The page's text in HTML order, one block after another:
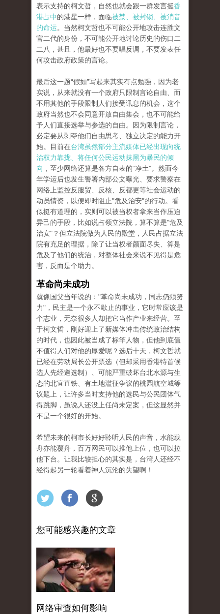
表示支持的柯文哲，自然也就会跟一群发言挺香
港占中的港星一样，面临被禁、被封锁、被消音
的命运。 当然柯文哲也不可能公开地攻击连胜文
官二代的身份，不可能公开地讨论历史的伤口二
二八，甚且，他最好也不要唱反调，不要发表任
何攻击政府政策的言论。
最后这一题“假如”写起来其实有点勉强，因为老
实说，从来就没有一个政府只限制言论自由、而
不用其他的手段限制人们接受讯息的机会，这个
政府当然也不会同意开放自由集会， 也不可能给
予人们直接选举与参选的自由。
因为限制言论，
必定要从剥夺他们自由思考、独立决定的能力开
始。
目前在台湾虽然部分主流媒体已经出现向统
治权力靠拢、将任何公民运动抹黑为暴民​​的倾
向 ，至少网络还算是各方自表的“净土”。 然而今
年学运后也发生警署内部公文曝光、要求警察在
网络上监控反服贸、反核、反都更等社会运动的
动员情资，以便即时阻止"危及治安"的行动。 看
似挺有道理的，实则可以被当权者拿来当作压迫
异己的手段，比如说占领立法院，算不算是"危及
治安"？但立法院做为人民的殿堂，人民占据立法
院有充足的理据，除了让当权者颜面尽失、算是
危及了他们的统治，对整体社会来说不见得是危
害，反而是个助力 。
革命尚未成功
就像国父当年说的："革命尚未成功，同志仍须努
力"，民主是一个永不歇止的事业，它时常应该是
个志业，无奈很多人却把它当作产业来经营。 至
于柯文哲，刚好迎上了新媒体冲击传统政治结构
的时代，也因此被当成了标竿人物，但他到底值
不值得人们对他的厚爱呢？选后十天，柯文哲就
已经在劳动局长公开票选（但却采用香港特首候
选人先经遴选制）、可能严重破坏台北水源与生
态的北宜直铁、有土地滥征争议的桃园航空城等
议题上，让许多当时支持他的选民与公民团体气
得跳脚，虽说人还没上任尚未定案，但这显然并
不是一个很好的开始。
希望未来的柯市长好好聆听人民的声音，水能载
舟亦能覆舟，百万网民可以推他上位，也可以拉
他下台。 让我比较担心的其实是，台湾人还经不
经得起另一轮看着神人沉沦的失望啊 ！
您可能感兴趣的文章
网络审查如何影响